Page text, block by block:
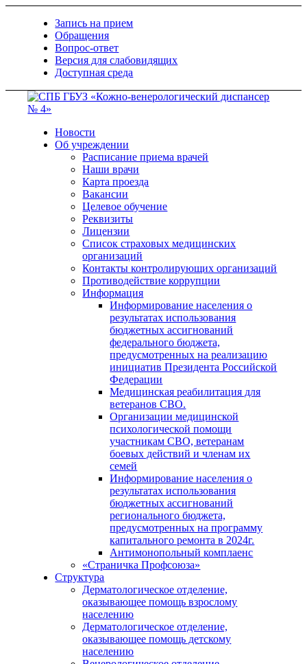
Запись на прием
Обращения
Вопрос-ответ
Версия для слабовидящих
Доступная среда
Новости
Об учреждении
Расписание приема врачей
Наши врачи
Карта проезда
Вакансии
Целевое обучение
Реквизиты
Лицензии
Список страховых медицинских
организаций
Контакты контролирующих организаций
Противодействие коррупции
Информация
Информирование населения о
результатах использования
бюджетных ассигнований
федерального бюджета,
предусмотренных на реализацию
инициатив Президента Российской
Федерации
Медицинская реабилитация для
ветеранов СВО.
Организации медицинской
психологической помощи
участникам СВО, ветеранам
боевых действий и членам их
семей
Информирование населения о
результатах использования
бюджетных ассигнований
регионального бюджета,
предусмотренных на программу
капитального ремонта в 2024г.
Антимонопольный комплаенс
«Страничка Профсоюза»
Структура
Дерматологическое отделение,
оказывающее помощь взрослому
населению
Дерматологическое отделение,
оказывающее помощь детскому
населению